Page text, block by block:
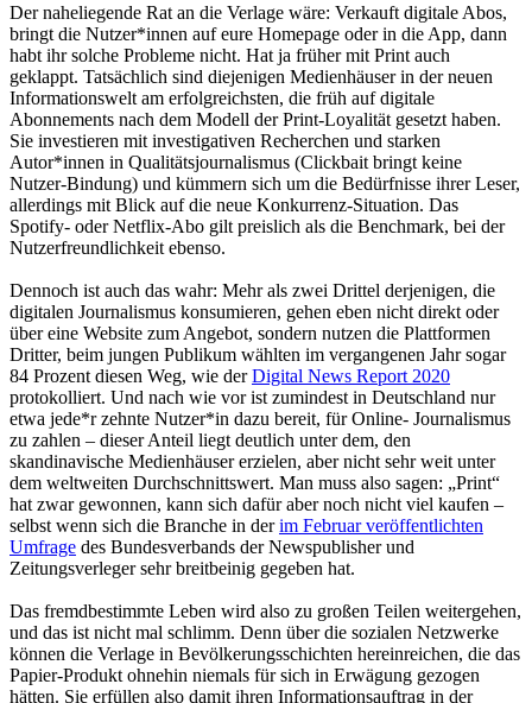
Der naheliegende Rat an die Verlage wäre: Verkauft digitale Abos,
bringt die Nutzer*innen auf eure Homepage oder in die App, dann
habt ihr solche Probleme nicht. Hat ja früher mit Print auch
geklappt. Tatsächlich sind diejenigen Medienhäuser in der neuen
Informationswelt am erfolgreichsten, die früh auf digitale
Abonnements nach dem Modell der Print-Loyalität gesetzt haben.
Sie investieren mit investigativen Recherchen und starken
Autor*innen in Qualitätsjournalismus (Clickbait bringt keine
Nutzer-Bindung) und kümmern sich um die Bedürfnisse ihrer Leser,
allerdings mit Blick auf die neue Konkurrenz-Situation. Das
Spotify- oder Netflix-Abo gilt preislich als die Benchmark, bei der
Nutzerfreundlichkeit ebenso.
Dennoch ist auch das wahr: Mehr als zwei Drittel derjenigen, die
digitalen Journalismus konsumieren, gehen eben nicht direkt oder
über eine Website zum Angebot, sondern nutzen die Plattformen
Dritter, beim jungen Publikum wählten im vergangenen Jahr sogar
84 Prozent diesen Weg, wie derDigital News Report 2020
protokolliert. Und nach wie vor ist zumindest in Deutschland nur
etwa jede*r zehnte Nutzer*in dazu bereit, für Online- Journalismus
zu zahlen – dieser Anteil liegt deutlich unter dem, den
skandinavische Medienhäuser erzielen, aber nicht sehr weit unter
dem weltweiten Durchschnittswert. Man muss also sagen: „Print“
hat zwar gewonnen, kann sich dafür aber noch nicht viel kaufen –
selbst wenn sich die Branche in derim Februar veröffentlichten
Umfrage des Bundesverbands der Newspublisher und
Zeitungsverleger sehr breitbeinig gegeben hat.
Das fremdbestimmte Leben wird also zu großen Teilen weitergehen,
und das ist nicht mal schlimm. Denn über die sozialen Netzwerke
können die Verlage in Bevölkerungsschichten hereinreichen, die das
Papier-Produkt ohnehin niemals für sich in Erwägung gezogen
hätten. Sie erfüllen also damit ihren Informationsauftrag in der